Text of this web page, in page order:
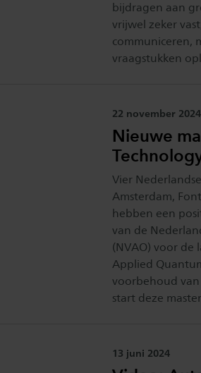
bijdragen aan
vrijwel zeker
communiceren,
vraagstukken
Publicatiedatum:
22 november 2024
Nieuwe
Vier
Amsterdam,
hebben een
van de
(NVAO) voor de
Applied
voorbehoud van
start deze
Publicatiedatum:
13 juni 2024